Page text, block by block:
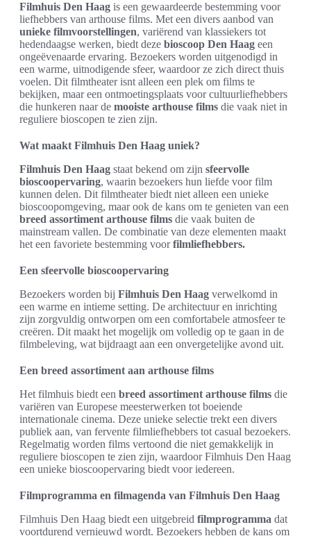
Filmhuis Den Haag is een gewaardeerde bestemming voor
liefhebbers van arthouse films. Met een divers aanbod van
unieke filmvoorstellingen, variërend van klassiekers tot
hedendaagse werken, biedt deze bioscoop Den Haag een
ongeëvenaarde ervaring. Bezoekers worden uitgenodigd in
een warme, uitnodigende sfeer, waardoor ze zich direct thuis
voelen. Dit filmtheater isnt alleen een plek om films te
bekijken, maar een ontmoetingsplaats voor cultuurliefhebbers
die hunkeren naar de mooiste arthouse films die vaak niet in
reguliere bioscopen te zien zijn.
Wat maakt Filmhuis Den Haag uniek?
Filmhuis Den Haag staat bekend om zijn sfeervolle
bioscoopervaring, waarin bezoekers hun liefde voor film
kunnen delen. Dit filmtheater biedt niet alleen een unieke
bioscoopomgeving, maar ook de kans om te genieten van een
breed assortiment arthouse films die vaak buiten de
mainstream vallen. De combinatie van deze elementen maakt
het een favoriete bestemming voorfilmliefhebbers.
Een sfeervolle bioscoopervaring
Bezoekers worden bij Filmhuis Den Haag verwelkomd in
een warme en intieme setting. De architectuur en inrichting
zijn zorgvuldig ontworpen om een comfortabele atmosfeer te
creëren. Dit maakt het mogelijk om volledig op te gaan in de
filmbeleving, wat bijdraagt aan een onvergetelijke avond uit.
Een breed assortiment aan arthouse films
Het filmhuis biedt een breed assortiment arthouse films die
variëren van Europese meesterwerken tot boeiende
internationale cinema. Deze unieke selectie trekt een divers
publiek aan, van fervente filmliefhebbers tot casual bezoekers.
Regelmatig worden films vertoond die niet gemakkelijk in
reguliere bioscopen te zien zijn, waardoor Filmhuis Den Haag
een unieke bioscoopervaring biedt voor iedereen.
Filmprogramma en filmagenda van Filmhuis Den Haag
Filmhuis Den Haag biedt een uitgebreid filmprogramma dat
voortdurend vernieuwd wordt. Bezoekers hebben de kans om